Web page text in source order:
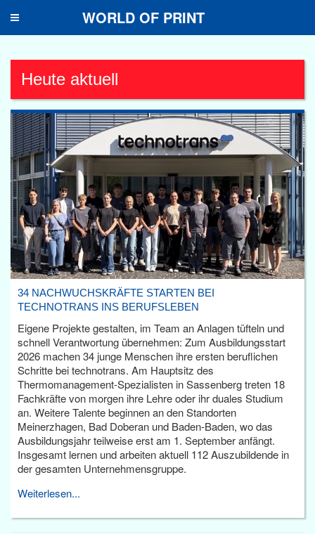
Toggle
WORLD OF PRINT
Heute aktuell
34 NACHWUCHSKRÄFTE STARTEN BEI
TECHNOTRANS INS BERUFSLEBEN
Eigene Projekte gestalten, im Team an Anlagen tüfteln und
schnell Verantwortung übernehmen: Zum Ausbildungsstart
2026 machen 34 junge Menschen ihre ersten beruflichen
Schritte bei technotrans. Am Hauptsitz des
Thermomanagement-Spezialisten in Sassenberg treten 18
Fachkräfte von morgen ihre Lehre oder ihr duales Studium
an. Weitere Talente beginnen an den Standorten
Meinerzhagen, Bad Doberan und Baden-Baden, wo das
Ausbildungsjahr teilweise erst am 1. September anfängt.
Insgesamt lernen und arbeiten aktuell 112 Auszubildende in
der gesamten Unternehmensgruppe.
Weiterlesen...